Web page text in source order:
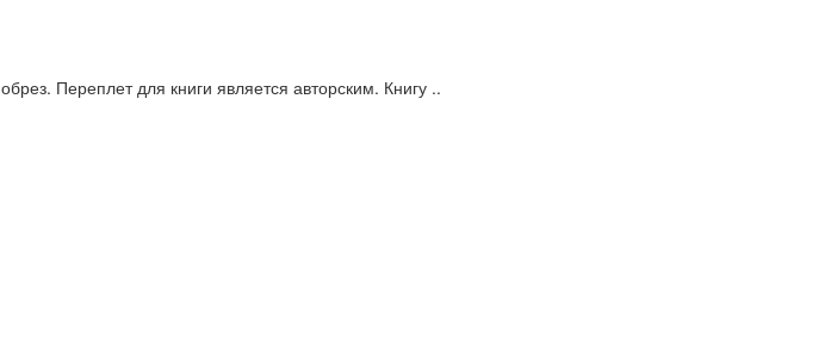
Переплет для книги является авторским. Книгу ..